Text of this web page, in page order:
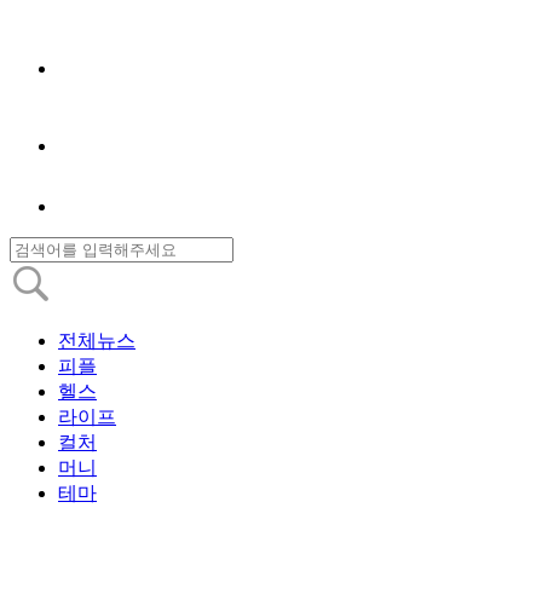
전체뉴스
피플
헬스
라이프
컬처
머니
테마